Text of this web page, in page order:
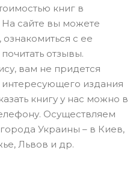
книг в
сайте вы можете
с ее
отзывы.
вам не придется
интересующего издания
книгу у нас можно в
Осуществляем
Украины – в Киев,
Львов и др.